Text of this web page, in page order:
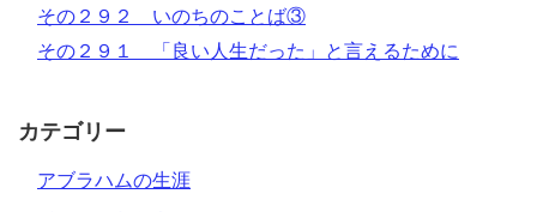
その２９２ いのちのことば③
その２９１ 「良い人生だった」と言えるために
カテゴリー
アブラハムの生涯